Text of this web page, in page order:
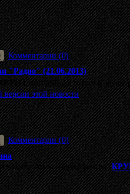
Комментарии (0)
"Радио" (21.06.2013)
, который состоялся в
версии этой новости.
Комментарии (0)
памяти Александра Монина (